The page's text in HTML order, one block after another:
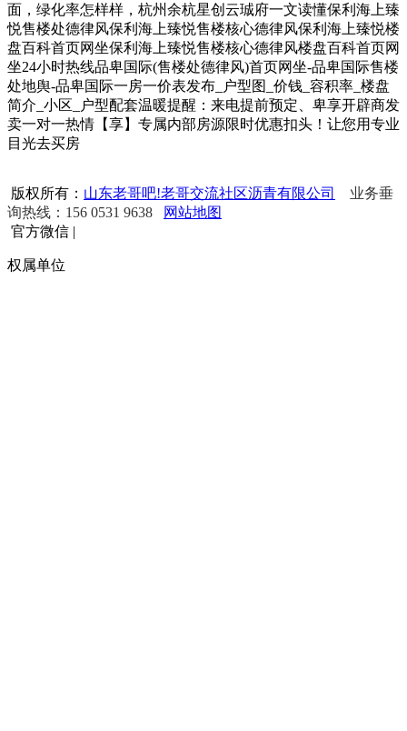
面，绿化率怎样样，杭州余杭星创云珹府一文读懂保利海上臻
悦售楼处德律风保利海上臻悦售楼核心德律风保利海上臻悦楼
盘百科首页网坐保利海上臻悦售楼核心德律风楼盘百科首页网
坐24小时热线品卑国际(售楼处德律风)首页网坐-品卑国际售楼
处地舆-品卑国际一房一价表发布_户型图_价钱_容积率_楼盘
简介_小区_户型配套温暖提醒：来电提前预定、卑享开辟商发
卖一对一热情【享】专属内部房源限时优惠扣头！让您用专业
目光去买房
版权所有： 山东老哥吧!老哥交流社区沥青有限公司
业务垂
询热线：156 0531 9638
网站地图
官方微信 |
权属单位